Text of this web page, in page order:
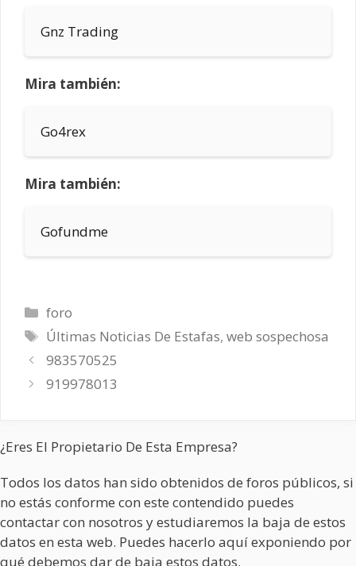
Gnz Trading
Mira también:
Go4rex
Mira también:
Gofundme
Categorías
foro
Etiquetas
Últimas Noticias De Estafas,web sospechosa
983570525
919978013
¿Eres El Propietario De Esta Empresa?
Todos los datos han sido obtenidos de foros públicos, si
no estás conforme con este contendido puedes
contactar con nosotros y estudiaremos la baja de estos
datos en esta web. Puedes hacerlo aquí exponiendo por
qué debemos dar de baja estos datos.